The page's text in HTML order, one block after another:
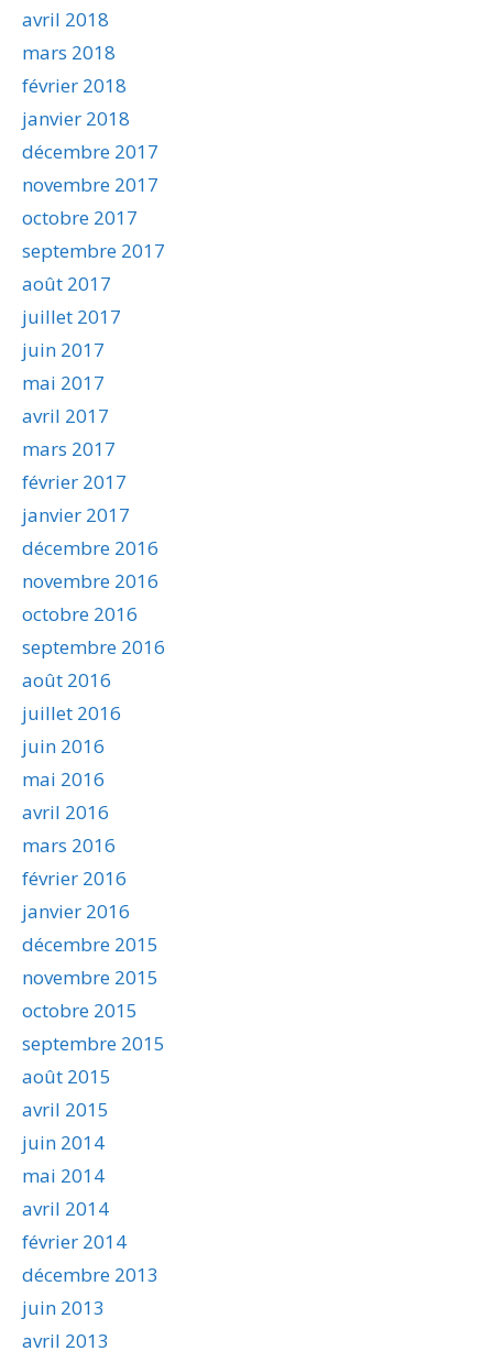
avril 2018
mars 2018
février 2018
janvier 2018
décembre 2017
novembre 2017
octobre 2017
septembre 2017
août 2017
juillet 2017
juin 2017
mai 2017
avril 2017
mars 2017
février 2017
janvier 2017
décembre 2016
novembre 2016
octobre 2016
septembre 2016
août 2016
juillet 2016
juin 2016
mai 2016
avril 2016
mars 2016
février 2016
janvier 2016
décembre 2015
novembre 2015
octobre 2015
septembre 2015
août 2015
avril 2015
juin 2014
mai 2014
avril 2014
février 2014
décembre 2013
juin 2013
avril 2013